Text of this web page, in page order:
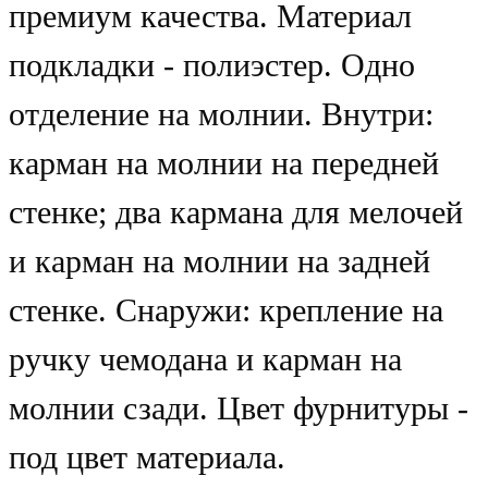
премиум качества. Материал
подкладки - полиэстер. Одно
отделение на молнии. Внутри:
карман на молнии на передней
стенке; два кармана для мелочей
и карман на молнии на задней
стенке. Снаружи: крепление на
ручку чемодана и карман на
молнии сзади. Цвет фурнитуры -
под цвет материала.